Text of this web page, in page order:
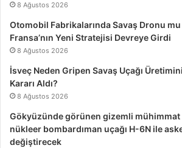
8 Ağustos 2026
Otomobil Fabrikalarında Savaş Dronu
Fransa’nın Yeni Stratejisi Devreye Girdi
8 Ağustos 2026
İsveç Neden Gripen Savaş Uçağı
Kararı Aldı?
8 Ağustos 2026
Gökyüzünde görünen gizemli
nükleer bombardıman uçağı H-6N ile
değiştirecek